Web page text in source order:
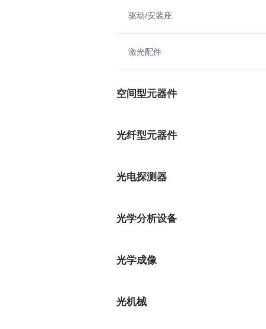
驱动/安装座
激光配件
空间型元器件
光纤型元器件
光电探测器
光学分析设备
光学成像
光机械